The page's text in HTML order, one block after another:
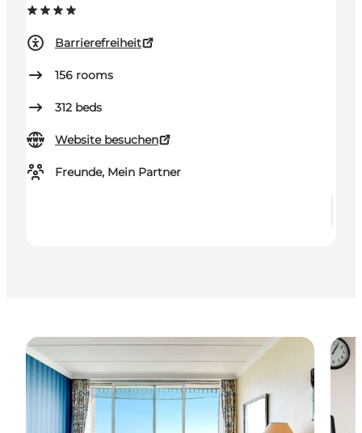
Barrierefreiheit
156 rooms
312 beds
Website besuchen
Freunde, Mein Partner